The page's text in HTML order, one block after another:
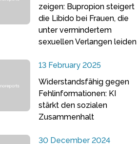
zeigen: Bupropion steigert
die Libido bei Frauen, die
unter vermindertem
sexuellen Verlangen leiden
13 February 2025
Widerstandsfähig gegen
Fehlinformationen: KI
stärkt den sozialen
Zusammenhalt
30 December 2024